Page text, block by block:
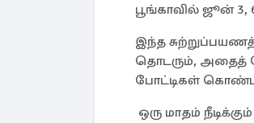
பூங்காவில் ஜூன்
இந்த
தொடரும், அதைத்
போட்டிகள்
ஒரு மாதம்